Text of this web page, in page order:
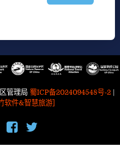
管理局 蜀ICP备2024094548号-2 |
软件&智慧旅游]